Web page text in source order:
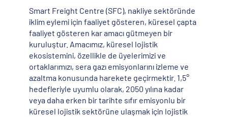
Smart Freight Centre (SFC), nakliye sektöründe
iklim eylemi için faaliyet gösteren, küresel çapta
faaliyet gösteren kar amacı gütmeyen bir
kuruluştur. Amacımız, küresel lojistik
ekosistemini, özellikle de üyelerimizi ve
ortaklarımızı, sera gazı emisyonlarını izleme ve
azaltma konusunda harekete geçirmektir. 1,5°
hedefleriyle uyumlu olarak, 2050 yılına kadar
veya daha erken bir tarihte sıfır emisyonlu bir
küresel lojistik sektörüne ulaşmak için lojistik